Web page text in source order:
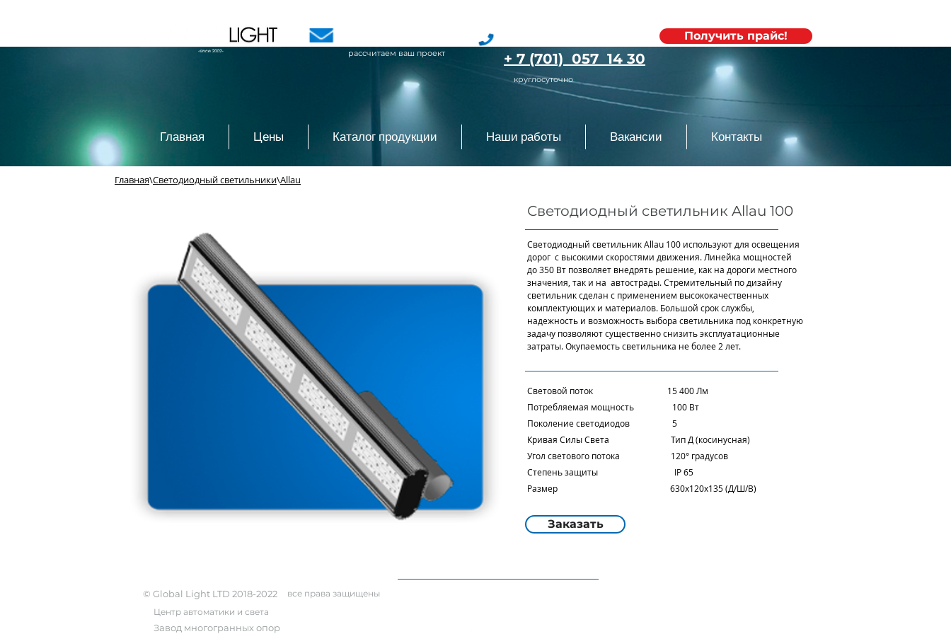
рассчитаем ваш проект
Получить прайс!
+ 7 (701) 057 14 30
круглосуточно
Главная Цены Каталог продукции Наши работы Вакансии Контакты
Главная\Светодиодный светильники\Allau
Светодиодный светильник Allau 100
Светодиодный светильник Allau 100 используют для освещения
дорог с высокими скоростями движения. Линейка мощностей
до 350 Вт позволяет внедрять решение, как на дороги местного
значения, так и на автострады. Стремительный по дизайну
светильник сделан с применением высококачественных
комплектующих и материалов. Большой срок службы,
надежность и возможность выбора светильника под конкретную
задачу позволяют существенно снизить эксплуатационные
затраты. Окупаемость светильника не более 2 лет.
Световой поток 15 400 Лм
Потребляемая мощность 100 Вт
Поколение светодиодов 5
Кривая Силы Света Тип Д (косинусная)
Угол светового потока 120° градусов
Степень защиты IP 65
Размер 630x120x135 (Д/Ш/В)
Заказать
© Global Light LTD 2018-2022
все права защищены
Центр автоматики и света
Завод многогранных опор